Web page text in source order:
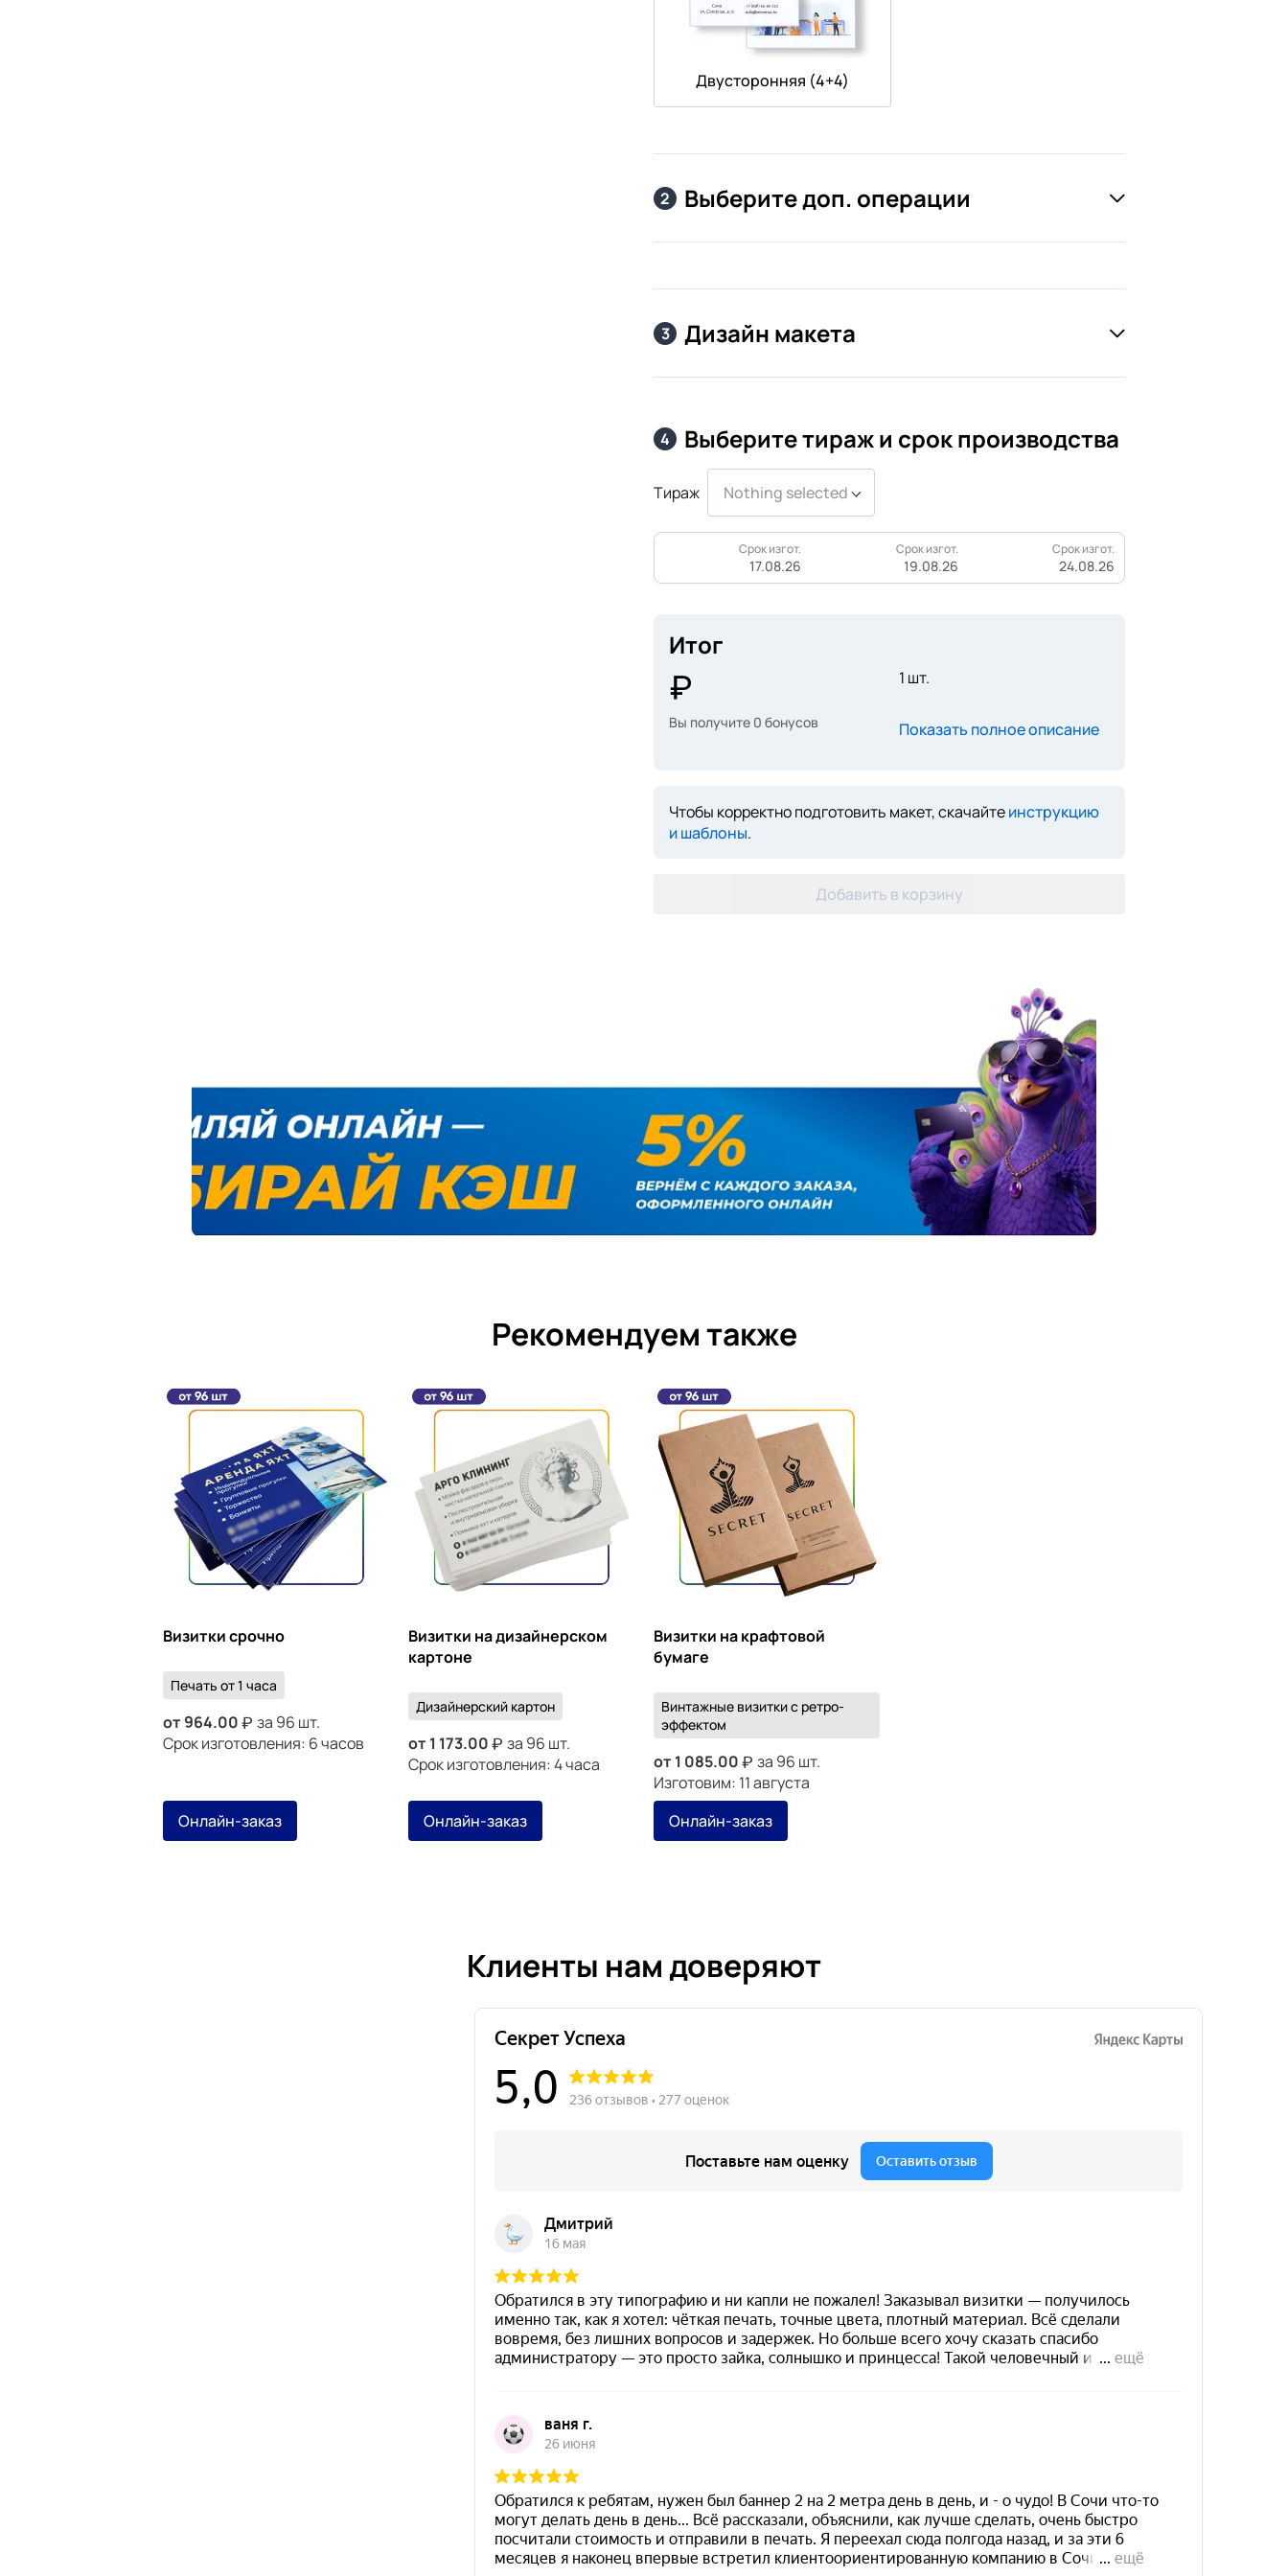
Двусторонняя (4+4)
2 Выберите доп. операции
3 Дизайн макета
4 Выберите тираж и срок производства
Тираж Nothing selected
Срок изгот.
17.08.26
Срок изгот.
19.08.26
Срок изгот.
24.08.26
Итог
Вы получите 0 бонусов
1 шт.
Показать полное описание
Чтобы корректно подготовить макет, скачайтеинструкцию
и шаблоны.
Добавить в корзину
Рекомендуем также
Визитки срочно
Печать от 1 часа
от964.00
за 96 шт.
Срок изготовления: 6 часов
Онлайн-заказ
Визитки на дизайнерском
картоне
Дизайнерский картон
от 1 173.00
за 96 шт.
Срок изготовления: 4 часа
Онлайн-заказ
Визитки на крафтовой
бумаге
Винтажные визитки с ретро-
эффектом
от 1 085.00
за 96 шт.
Изготовим: 11 августа
Онлайн-заказ
Клиенты нам доверяют